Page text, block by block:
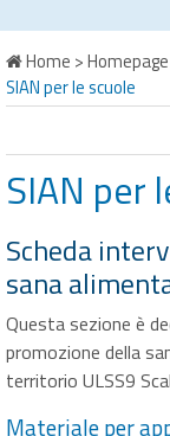
Home >Homepage
SIAN per le scuole
SIAN per
Scheda
sana
Questa sezione è
promozione della
territorio ULSS9
Materiale per